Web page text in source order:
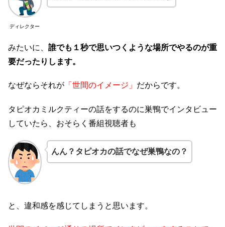
ディレクター
みたいに、 誰でも１秒で思いつくような場所でやるのが重
要だったりします。
なぜならそれが 「世間のイメージ」 だからです。
タピオカミルクティーの話をするのに巣鴨でインタビュー
していたら、おそらく番組視聴者も
んん？タピオカの話でなぜ巣鴨なの？
と、違和感を感じてしまうと思います。